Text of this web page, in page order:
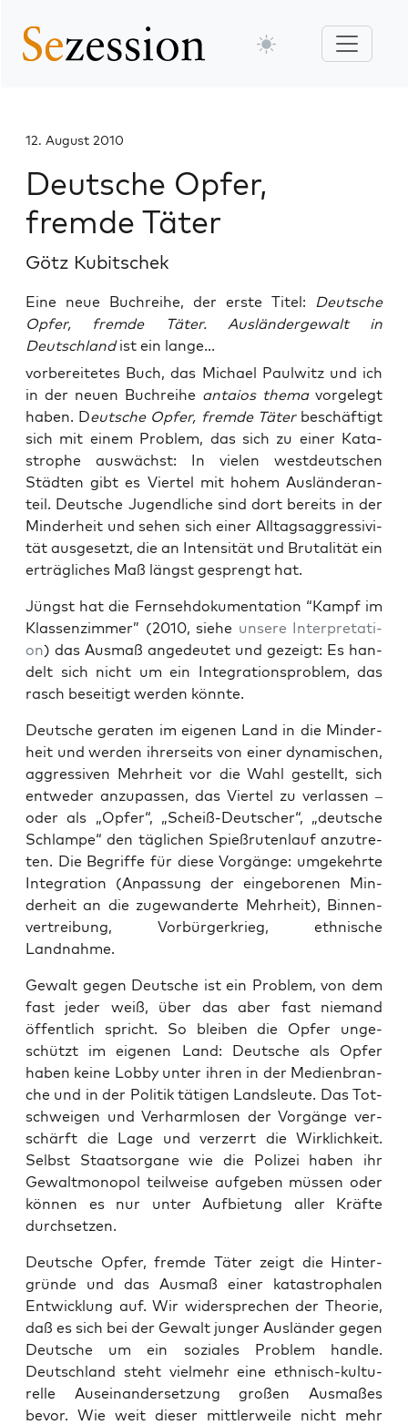
12. August 2010
Deutsche Opfer,
fremde Täter
Götz Kubitschek
Eine neue Buchreihe, der erste Titel: Deutsche
Opfer, fremde Täter. Ausländergewalt in
Deutschlandist ein lange...
vor­be­rei­te­tes Buch, das Micha­el Paul­witz und ich
in der neu­en Buch­rei­he antai­os the­mavor­ge­legt
haben. Deut­sche Opfer, frem­de Täterbeschäf­tigt
sich mit einem Pro­blem, das sich zu einer Kata­
stro­phe aus­wächst: In vie­len west­deut­schen
Städ­ten gibt es Vier­tel mit hohem Aus­län­der­an­
teil. Deut­sche Jugend­li­che sind dort bereits in der
Min­der­heit und sehen sich einer All­tags­ag­gres­si­vi­
tät aus­ge­setzt, die an Inten­si­tät und Bru­ta­li­tät ein
erträg­li­ches Maß längst gesprengt hat.
Jüngst hat die Fern­seh­do­ku­men­ta­ti­on “Kampf im
Klas­sen­zim­mer” (2010, sie­he unse­re Inter­pre­ta­ti­
on) das Aus­maß ange­deu­tet und gezeigt: Es han­
delt sich nicht um ein Inte­gra­ti­ons­pro­blem, das
rasch besei­tigt wer­den könnte.
Deut­sche gera­ten im eige­nen Land in die Min­der­
heit und wer­den ihrer­seits von einer dyna­mi­schen,
aggres­si­ven Mehr­heit vor die Wahl gestellt, sich
ent­we­der anzu­pas­sen, das Vier­tel zu ver­las­sen –
oder als „Opfer“, „Scheiß-Deut­scher“, „deut­sche
Schlam­pe“ den täg­li­chen Spieß­ru­ten­lauf anzu­tre­
ten. Die Begrif­fe für die­se Vor­gän­ge: umge­kehr­te
Inte­gra­ti­on (Anpas­sung der ein­ge­bo­re­nen Min­
der­heit an die zuge­wan­der­te Mehr­heit), Bin­nen­
ver­trei­bung, Vor­bür­ger­krieg, eth­ni­sche
Landnahme.
Gewalt gegen Deut­sche ist ein Pro­blem, von dem
fast jeder weiß, über das aber fast nie­mand
öffent­lich spricht. So blei­ben die Opfer unge­
schützt im eige­nen Land: Deut­sche als Opfer
haben kei­ne Lob­by unter ihren in der Medi­en­bran­
che und in der Poli­tik täti­gen Lands­leu­te. Das Tot­
schwei­gen und Ver­harm­lo­sen der Vor­gän­ge ver­
schärft die Lage und ver­zerrt die Wirk­lich­keit.
Selbst Staats­or­ga­ne wie die Poli­zei haben ihr
Gewalt­mo­no­pol teil­wei­se auf­ge­ben müs­sen oder
kön­nen es nur unter Auf­bie­tung aller Kräf­te
durchsetzen.
Deut­sche Opfer, frem­de Täter zeigt die Hin­ter­
grün­de und das Aus­maß einer kata­stro­pha­len
Ent­wick­lung auf. Wir wider­spre­chen der Theo­rie,
daß es sich bei der Gewalt jun­ger Aus­län­der gegen
Deut­sche um ein sozia­les Pro­blem hand­le.
Deutsch­land steht viel­mehr eine eth­nisch-kul­tu­
rel­le Aus­ein­an­der­set­zung gro­ßen Aus­ma­ßes
bevor. Wie weit die­ser mitt­ler­wei­le nicht mehr